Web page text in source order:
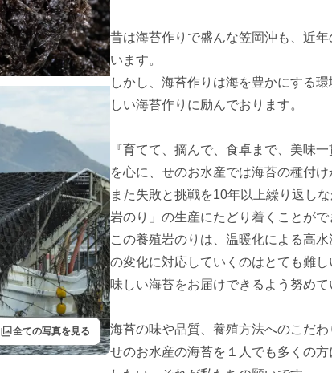
filter全ての写真を見る
昔は海苔作りで盛んな笠岡沖も、近
います。
しかし、海苔作りは海を豊かにする
しい海苔作りに励んでおります。
『育てて、摘んで、食卓まで、美味一
を心に、せのお水産では海苔の種付
また失敗と挑戦を10年以上繰り返し
岩のり」の生産にたどり着くことがで
この養殖岩のりは、温暖化による高
の変化に対応していくのはとても難
味しい海苔をお届けできるよう努めて
海苔の味や品質、養殖方法へのこだ
せのお水産の海苔を１人でも多くの